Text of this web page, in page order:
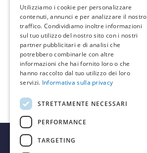
Read More
Utilizziamo i cookie per personalizzare
contenuti, annunci e per analizzare il nostro
traffico. Condividiamo inoltre informazioni
sul tuo utilizzo del nostro sito con i nostri
partner pubblicitari e di analisi che
potrebbero combinarle con altre
informazioni che hai fornito loro o che
hanno raccolto dal tuo utilizzo dei loro
servizi. Informativa sulla privacy
STRETTAMENTE NECESSARI
PERFORMANCE
TARGETING